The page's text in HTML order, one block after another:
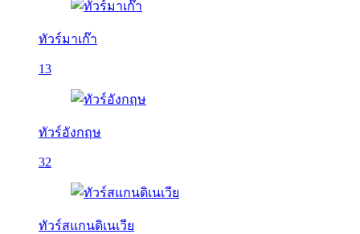
ทัวร์มาเก๊า
13
ทัวร์อังกฤษ
32
ทัวร์สแกนดิเนเวีย